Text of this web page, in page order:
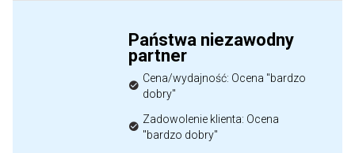
Państwa niezawodny
partner
Cena/wydajność: Ocena "bardzo
dobry"
Zadowolenie klienta: Ocena
"bardzo dobry"